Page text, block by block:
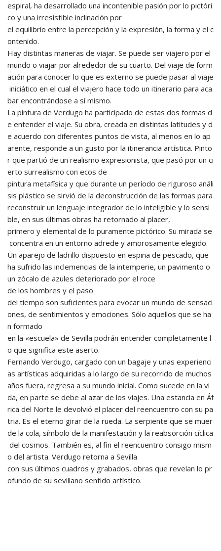
espiral, ha desarrollado una incontenible pasión por lo pictóri
co y una irresistible inclinación por
el equilibrio entre la percepción y la expresión, la forma y el c
ontenido.
Hay distintas maneras de viajar. Se puede ser viajero por el
mundo o viajar por alrededor de su cuarto. Del viaje de form
ación para conocer lo que es externo se puede pasar al viaje
iniciático en el cual el viajero hace todo un itinerario para aca
bar encontrándose a sí mismo.
La pintura de Verdugo ha participado de estas dos formas d
e entender el viaje. Su obra, creada en distintas latitudes y d
e acuerdo con diferentes puntos de vista, al menos en lo ap
arente, responde a un gusto por la itinerancia artística. Pinto
r que partió de un realismo expresionista, que pasó por un ci
erto surrealismo con ecos de
pintura metafísica y que durante un período de riguroso análi
sis plástico se sirvió de la deconstrucción de las formas para
reconstruir un lenguaje integrador de lo inteligible y lo sensi
ble, en sus últimas obras ha retornado al placer,
primero y elemental de lo puramente pictórico. Su mirada se
concentra en un entorno adrede y amorosamente elegido.
Un aparejo de ladrillo dispuesto en espina de pescado, que
ha sufrido las inclemencias de la intemperie, un pavimento o
un zócalo de azules deteriorado por el roce
de los hombres y el paso
del tiempo son suficientes para evocar un mundo de sensaci
ones, de sentimientos y emociones. Sólo aquellos que se ha
n formado
en la «escuela» de Sevilla podrán entender completamente l
o que significa este aserto.
Fernando Verdugo, cargado con un bagaje y unas experienci
as artísticas adquiridas a lo largo de su recorrido de muchos
años fuera, regresa a su mundo inicial. Como sucede en la vi
da, en parte se debe al azar de los viajes. Una estancia en Áf
rica del Norte le devolvió el placer del reencuentro con su pa
tria. Es el eterno girar de la rueda. La serpiente que se muer
de la cola, símbolo de la manifestación y la reabsorción cíclica
del cosmos. También es, al fin el reencuentro consigo mism
o del artista. Verdugo retorna a Sevilla
con sus últimos cuadros y grabados, obras que revelan lo pr
ofundo de su sevillano sentido artístico.